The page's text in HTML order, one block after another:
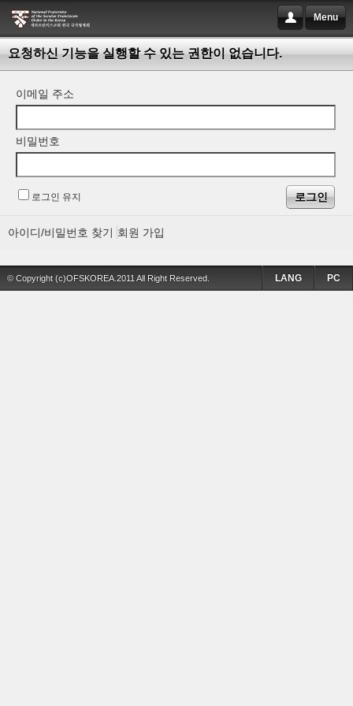
Menu
요청하신 기능을 실행할 수 있는 권한이 없습니다.
이메일 주소
비밀번호
로그인 유지
아이디/비밀번호 찾기 회원 가입
© Copyright (c)OFSKOREA.2011 All Right Reserved. PC
LANG